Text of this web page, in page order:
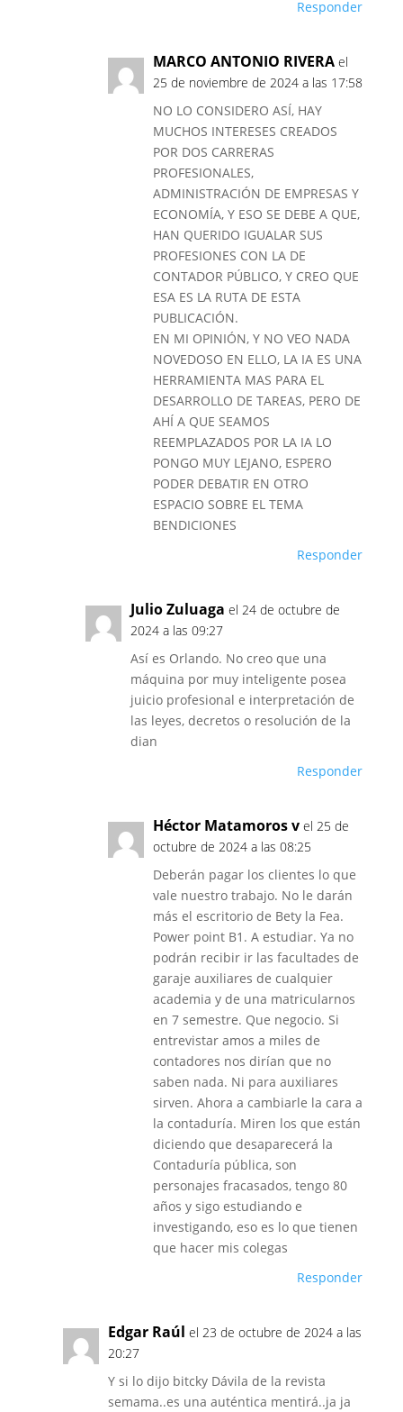
Responder
MARCO ANTONIO RIVERA el
25 de noviembre de 2024 a las 17:58
NO LO CONSIDERO ASÍ, HAY
MUCHOS INTERESES CREADOS
POR DOS CARRERAS
PROFESIONALES,
ADMINISTRACIÓN DE EMPRESAS Y
ECONOMÍA, Y ESO SE DEBE A QUE,
HAN QUERIDO IGUALAR SUS
PROFESIONES CON LA DE
CONTADOR PÚBLICO, Y CREO QUE
ESA ES LA RUTA DE ESTA
PUBLICACIÓN.
EN MI OPINIÓN, Y NO VEO NADA
NOVEDOSO EN ELLO, LA IA ES UNA
HERRAMIENTA MAS PARA EL
DESARROLLO DE TAREAS, PERO DE
AHÍ A QUE SEAMOS
REEMPLAZADOS POR LA IA LO
PONGO MUY LEJANO, ESPERO
PODER DEBATIR EN OTRO
ESPACIO SOBRE EL TEMA
BENDICIONES
Responder
Julio Zuluaga el 24 de octubre de
2024 a las 09:27
Así es Orlando. No creo que una
máquina por muy inteligente posea
juicio profesional e interpretación de
las leyes, decretos o resolución de la
dian
Responder
Héctor Matamoros v el 25 de
octubre de 2024 a las 08:25
Deberán pagar los clientes lo que
vale nuestro trabajo. No le darán
más el escritorio de Bety la Fea.
Power point B1. A estudiar. Ya no
podrán recibir ir las facultades de
garaje auxiliares de cualquier
academia y de una matricularnos
en 7 semestre. Que negocio. Si
entrevistar amos a miles de
contadores nos dirían que no
saben nada. Ni para auxiliares
sirven. Ahora a cambiarle la cara a
la contaduría. Miren los que están
diciendo que desaparecerá la
Contaduría pública, son
personajes fracasados, tengo 80
años y sigo estudiando e
investigando, eso es lo que tienen
que hacer mis colegas
Responder
Edgar Raúl el 23 de octubre de 2024 a las
20:27
Y si lo dijo bitcky Dávila de la revista
semama..es una auténtica mentirá..ja ja